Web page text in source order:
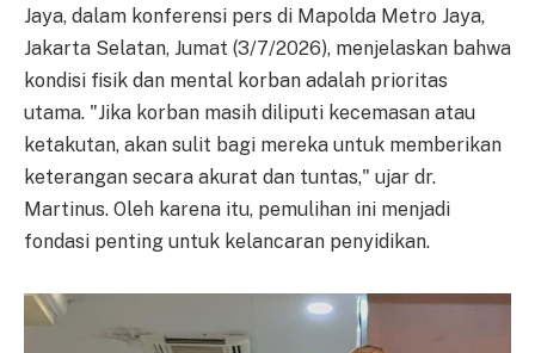
Jaya, dalam konferensi pers di Mapolda Metro Jaya,
Jakarta Selatan, Jumat (3/7/2026), menjelaskan bahwa
kondisi fisik dan mental korban adalah prioritas
utama. "Jika korban masih diliputi kecemasan atau
ketakutan, akan sulit bagi mereka untuk memberikan
keterangan secara akurat dan tuntas," ujar dr.
Martinus. Oleh karena itu, pemulihan ini menjadi
fondasi penting untuk kelancaran penyidikan.